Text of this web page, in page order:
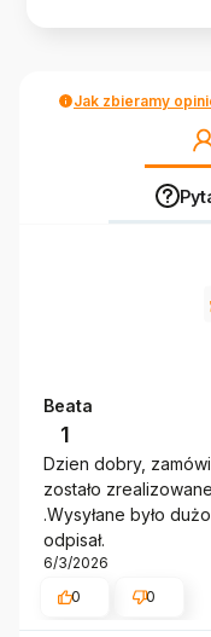
Jak zbieramy
Beata
1
Dzien dobry,
zostało
.Wysyłane było
odpisał.
6/3/2026
0
0